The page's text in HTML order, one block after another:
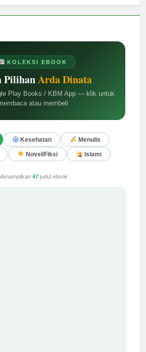
KOLEKSI EBOOK
PilihanArda Dinata
Play Books / KBM App — klik untuk
atau membeli
Kesehatan Menulis
Novel/Fiksi Islami
47judul ebook